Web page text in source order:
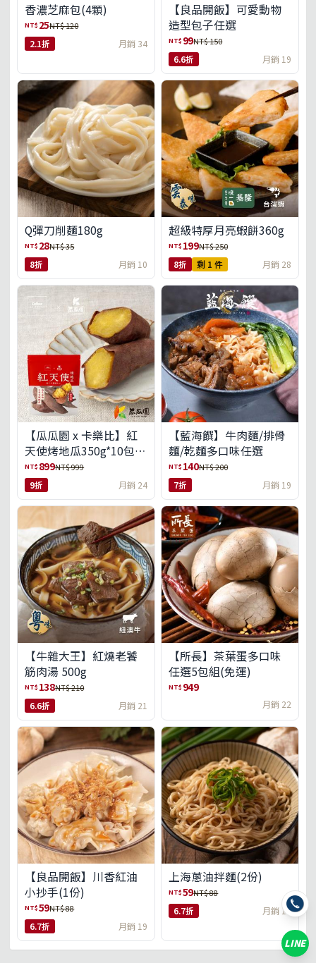
香濃芝麻包(4顆)
NT$ 25NT$ 120
2.1折 月銷 34
【良品開飯】可愛動物
造型包子任選
NT$ 99NT$ 150
6.6折 月銷 19
Q彈刀削麵180g
NT$ 28NT$ 35
8折 月銷 10
超級特厚月亮蝦餅360g
NT$ 199NT$ 250
8折 剩 1 件 月銷 28
【瓜瓜園 x 卡樂比】紅
天使烤地瓜350g*10包
(免運組)
NT$ 899NT$ 999
9折 月銷 24
【藍海饌】牛肉麵/排骨
麵/乾麵多口味任選
NT$ 140NT$ 200
7折 月銷 19
【牛雜大王】紅燒老饕
筋肉湯 500g
NT$ 138NT$ 210
6.6折 月銷 21
【所長】茶葉蛋多口味
任選5包組(免運)
NT$ 949
月銷 22
【良品開飯】川香紅油
小抄手(1份)
NT$59NT$ 88
6.7折 月銷 19
上海蔥油拌麵(2份)
NT$59NT$ 88
6.7折 月銷 18
LINE